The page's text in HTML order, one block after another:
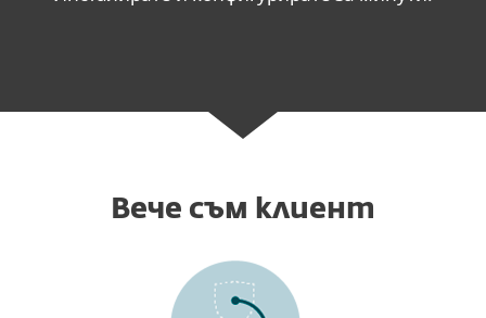
Вече съм клиент